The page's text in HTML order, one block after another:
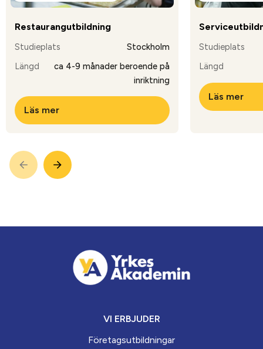
Restaurangutbildning
Studieplats
Stockholm
Längd
ca 4-9 månader beroende på
inriktning
Läs mer
Studieplats
Längd
Läs mer
VI ERBJUDER
Företagsutbildningar